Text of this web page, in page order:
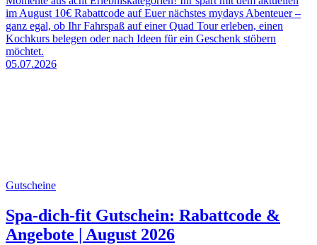
im August 10€ Rabattcode auf Euer nächstes mydays Abenteuer –
ganz egal, ob Ihr Fahrspaß auf einer Quad Tour erleben, einen
Kochkurs belegen oder nach Ideen für ein Geschenk stöbern
möchtet.
05.07.2026
Gutscheine
Spa-dich-fit Gutschein: Rabattcode &
Angebote | August 2026